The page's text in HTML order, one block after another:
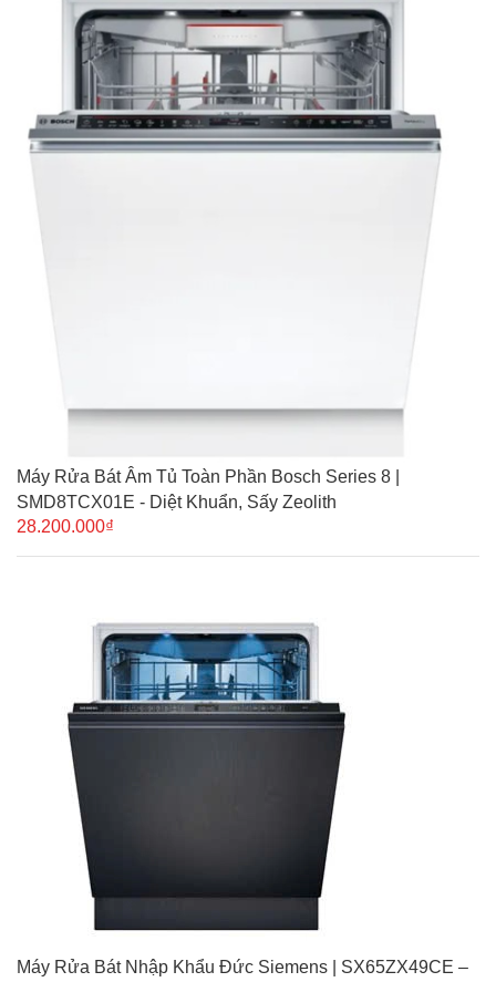
Máy Rửa Bát Âm Tủ Toàn Phần Bosch Series 8 |
SMD8TCX01E - Diệt Khuẩn, Sấy Zeolith
28.200.000₫
Máy Rửa Bát Nhập Khẩu Đức Siemens | SX65ZX49CE –